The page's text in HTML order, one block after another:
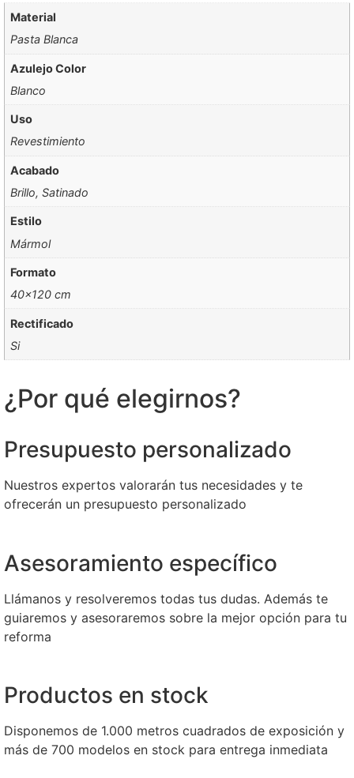
Material
Pasta Blanca
Azulejo Color
Blanco
Uso
Revestimiento
Acabado
Brillo, Satinado
Estilo
Mármol
Formato
40×120 cm
Rectificado
Si
¿Por qué elegirnos?
Presupuesto personalizado
Nuestros expertos valorarán tus necesidades y te
ofrecerán un presupuesto personalizado
Asesoramiento específico
Llámanos y resolveremos todas tus dudas. Además te
guiaremos y asesoraremos sobre la mejor opción para tu
reforma
Productos en stock
Disponemos de 1.000 metros cuadrados de exposición y
más de 700 modelos en stock para entrega inmediata